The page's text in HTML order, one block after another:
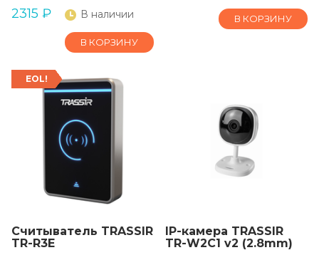
2315 ₽ В наличии
В КОРЗИНУ
В КОРЗИНУ
EOL!
Считыватель TRASSIR
TR-R3E
IP-камера TRASSIR
TR-W2C1 v2 (2.8mm)